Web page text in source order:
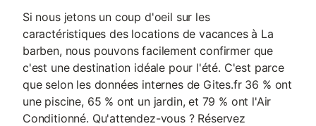
Si nous jetons un coup d'oeil sur les
caractéristiques des locations de vacances à La
barben, nous pouvons facilement confirmer que
c'est une destination idéale pour l'été. C'est parce
que selon les données internes de Gites.fr 36 % ont
une piscine, 65 % ont un jardin, et 79 % ont l'Air
Conditionné. Qu'attendez-vous ? Réservez